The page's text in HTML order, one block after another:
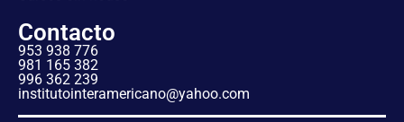
Contacto
953 938 776
981 165 382
996 362 239
institutointeramericano@yahoo.com